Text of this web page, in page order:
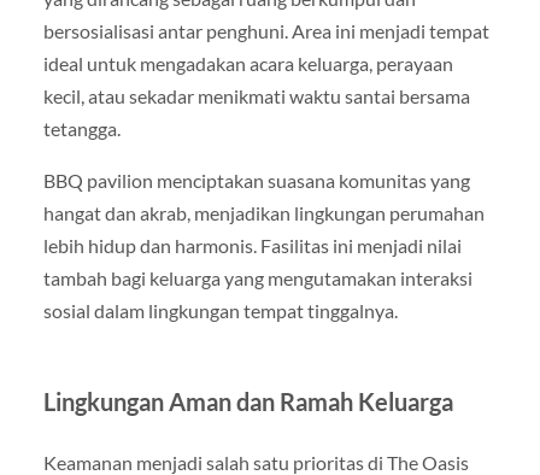
bersosialisasi antar penghuni. Area ini menjadi tempat
ideal untuk mengadakan acara keluarga, perayaan
kecil, atau sekadar menikmati waktu santai bersama
tetangga.
BBQ pavilion menciptakan suasana komunitas yang
hangat dan akrab, menjadikan lingkungan perumahan
lebih hidup dan harmonis. Fasilitas ini menjadi nilai
tambah bagi keluarga yang mengutamakan interaksi
sosial dalam lingkungan tempat tinggalnya.
Lingkungan Aman dan Ramah Keluarga
Keamanan menjadi salah satu prioritas di The Oasis